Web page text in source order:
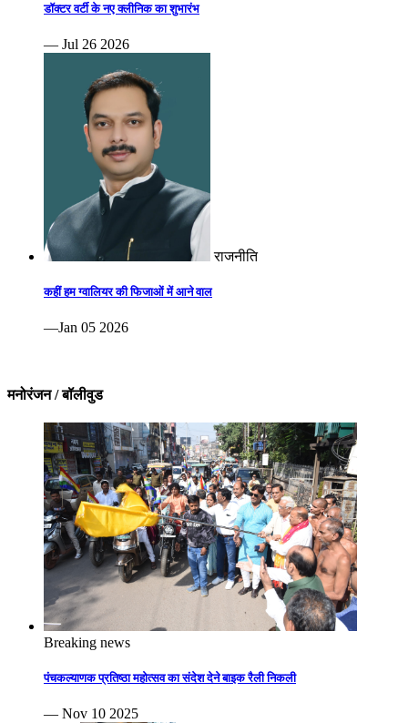
डॉक्टर वर्टी के नए क्लीनिक का शुभारंभ
— Jul 26 2026
राजनीति
कहीं हम ग्वालियर की फिजाओं में आने वाल
—Jan 05 2026
मनोरंजन / बॉलीवुड
Breaking news
पंचकल्याणक प्रतिष्ठा महोत्सव का संदेश देने बाइक रैली निकली
— Nov 10 2025